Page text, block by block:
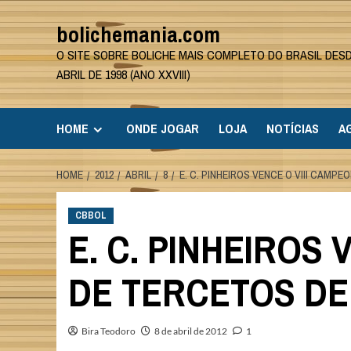
Skip
to
content
bolichemania.com
O SITE SOBRE BOLICHE MAIS COMPLETO DO BRASIL
ABRIL DE 1998 (ANO XXVIII)
HOME ONDE JOGAR LOJA NOTÍCIAS
HOME 2012 ABRIL 8 E. C. PINHEIROS VENCE O VIII
CBBOL
E. C. PINHEIROS
DE TERCETOS
Bira Teodoro 8 de abril de 2012 1